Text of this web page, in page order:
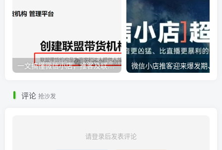
一文搞懂微信小店，推客及联盟带货机构之间的相互联系
评论 抢沙发
请登录后发表评论